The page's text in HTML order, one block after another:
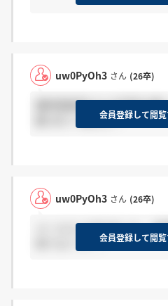
uw0PyOh3 さん (26卒)
最終面接受けた方回答お
謝 まだ→ほんと？会員登録して閲覧
uw0PyOh3 さん (26卒)
メールといわれました。
来てなくて、、会員登録して閲覧